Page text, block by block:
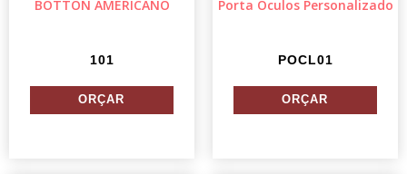
BOTTON AMERICANO
101
Porta Óculos Personalizado
POCL01